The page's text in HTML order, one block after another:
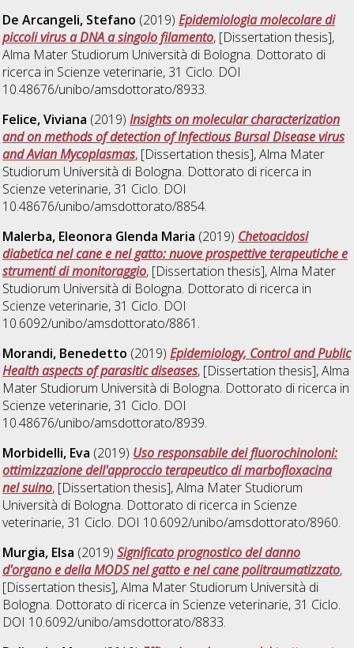
De Arcangeli, Stefano (2019)Epidemiologia molecolare di
piccoli virus a DNA a singolo filamento, [Dissertation thesis],
Alma Mater Studiorum Università di Bologna. Dottorato di
ricerca in Scienze veterinarie, 31 Ciclo. DOI
10.48676/unibo/amsdottorato/8933.
Felice, Viviana (2019)Insights on molecular characterization
and on methods of detection of Infectious Bursal Disease virus
and Avian Mycoplasmas, [Dissertation thesis], Alma Mater
Studiorum Università di Bologna. Dottorato di ricerca in
Scienze veterinarie, 31 Ciclo. DOI
10.48676/unibo/amsdottorato/8854.
Malerba, Eleonora Glenda Maria (2019) Chetoacidosi
diabetica nel cane e nel gatto: nuove prospettive terapeutiche e
strumenti di monitoraggio, [Dissertation thesis], Alma Mater
Studiorum Università di Bologna. Dottorato di ricerca in
Scienze veterinarie, 31 Ciclo. DOI
10.6092/unibo/amsdottorato/8861.
Morandi, Benedetto (2019)Epidemiology, Control and Public
Health aspects of parasitic diseases, [Dissertation thesis], Alma
Mater Studiorum Università di Bologna. Dottorato di ricerca in
Scienze veterinarie, 31 Ciclo. DOI
10.48676/unibo/amsdottorato/8939.
Morbidelli, Eva (2019) Uso responsabile dei fluorochinoloni:
ottimizzazione dell'approccio terapeutico di marbofloxacina
nel suino, [Dissertation thesis], Alma Mater Studiorum
Università di Bologna. Dottorato di ricerca in Scienze
veterinarie, 31 Ciclo. DOI 10.6092/unibo/amsdottorato/8960.
Murgia, Elsa (2019)Significato prognostico del danno
d'organo e della MODS nel gatto e nel cane politraumatizzato,
[Dissertation thesis], Alma Mater Studiorum Università di
Bologna. Dottorato di ricerca in Scienze veterinarie, 31 Ciclo.
DOI 10.6092/unibo/amsdottorato/8833.